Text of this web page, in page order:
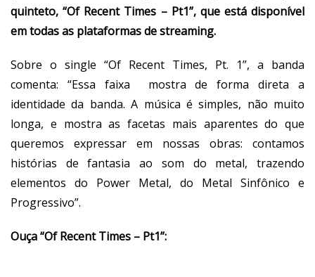
quinteto, “Of Recent Times – Pt1”, que está disponível
em todas as plataformas de streaming.
Sobre o single “Of Recent Times, Pt. 1”, a banda
comenta: “Essa faixa mostra de forma direta a
identidade da banda. A música é simples, não muito
longa, e mostra as facetas mais aparentes do que
queremos expressar em nossas obras: contamos
histórias de fantasia ao som do metal, trazendo
elementos do Power Metal, do Metal Sinfônico e
Progressivo”.
Ouça “Of Recent Times – Pt1”: